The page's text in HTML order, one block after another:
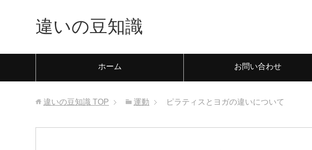
違いの豆知識
ホーム お問い合わせ
違いの豆知識 TOP 運動 ピラティスとヨガの違いについて